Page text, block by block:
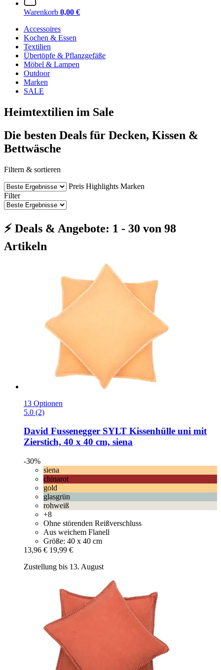
Warenkorb 0,00 €
Accessoires
Kochen & Essen
Textilien
Übertöpfe & Pflanzgefäße
Möbel & Lampen
Outdoor
Marken
SALE
Heimtextilien im Sale
Die besten Deals für Decken, Kissen &
Bettwäsche
Filtern & sortieren
Preis Highlights Marken
Filter
⚡ Deals & Angebote: 1 - 30 von 98
Artikeln
13 Optionen
5.0 (2)
David Fussenegger SYLT Kissenhülle uni mit
Zierstich, 40 x 40 cm, siena
-30%
siena
chinarot
gold
glasgrün
rohweiß
+8
Ohne störenden Reißverschluss
Aus weichem Flanell
Größe: 40 x 40 cm
13,96 € 19,99 €
Zustellung bis 13. August